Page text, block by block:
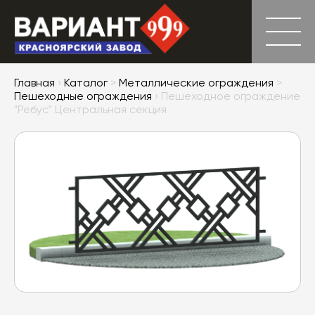
Главная › Каталог > Металлические ограждения >
Пешеходные ограждения › Пешеходное ограждение
"Ребус" Центральная секция